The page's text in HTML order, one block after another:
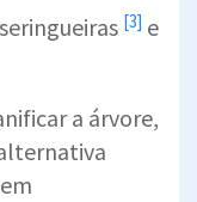
[3] e
a árvore,